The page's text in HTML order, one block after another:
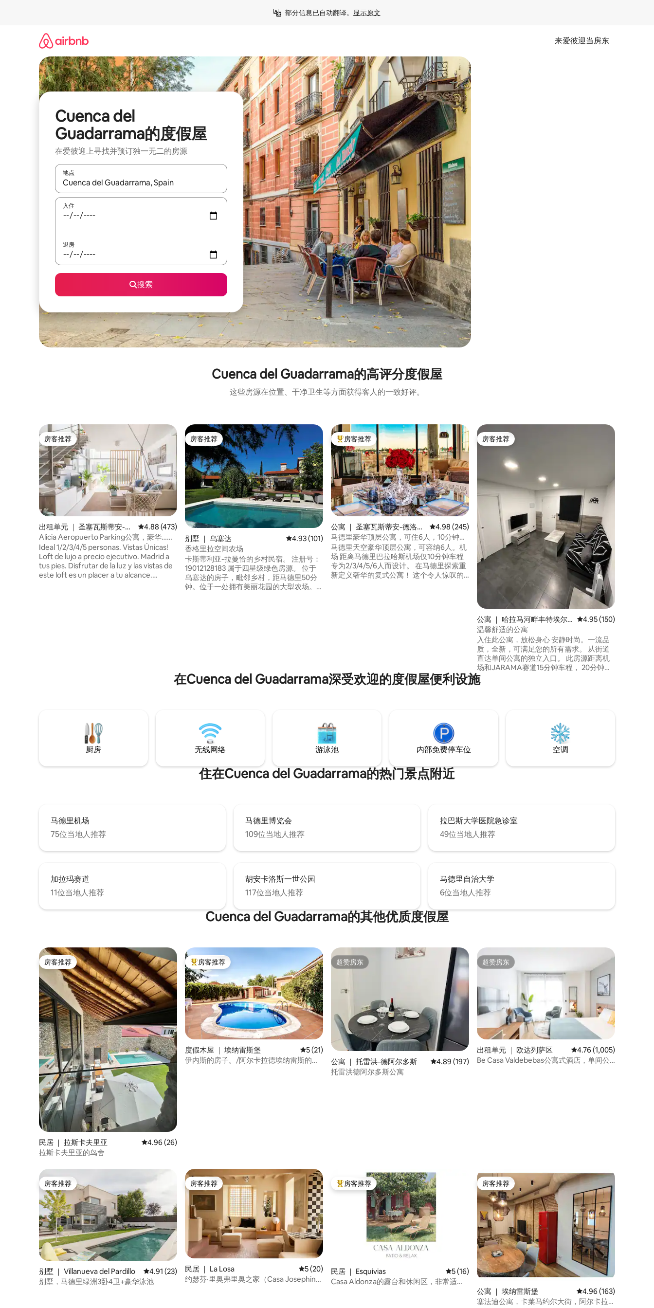
部分信息已自动翻译。 显示原文
来爱彼迎当房东
Cuenca del
Guadarrama的度假屋
在爱彼迎上寻找并预订独一无二的房源
地点
如有搜索结果，请使用上下方向键查看，或通过点击或滑动手势浏览。
入住
退房
搜索
Cuenca del Guadarrama的高评分度假屋
这些房源在位置、干净卫生等方面获得客人的一致好评。
房客推荐
房客推荐
出租单元 ｜ 圣塞瓦斯蒂安-德
洛斯雷耶斯
平均评分 4.88 分（满分 5 分），共 473 条评价
4.88 (473)
Alicia Aeropuerto Parking公寓，豪华……
Ideal 1/2/3/4/5 personas. Vistas Únicas!
Loft de lujo a precio ejecutivo. Madrid a
tus pies. Disfrutar de la luz y las vistas de
este loft es un placer a tu alcance.
inunde el Loft, realzando la belleza del
espacio y creando un ambiente cálido.
ESPACIO FUNCIONAL: La distribución de
dos alturas ofrece amplitud y un rincón
íntimo en la planta de arriba para
relajarte. Este Loft es ideal para una
única en este maravilloso espacio!
COMODIDADES DEL LOFT: Amplio
aparcamiento cubierto gratuito para
directo a la vivienda. CONEXIÓN WIFI:
en todo momento. ALOJAMIENTO
ABIERTO Y ESPACIOSO: - 1 Habitación
con Cama Queen de 160x200 cm en la
planta de arriba. - 1 cama matrimonio en
Reyes”, línea C-4, a 20 minutos andando
o 5 Euros en Uber o Cabify. -AUTOBÚS
justo en la puerta del LOFT, en ambas
calles: -Calle Isla Graciosa: Alsa 152 y 161. -
Paseo Europa: Alsa 171, 193 y 191. -Zona
muy transitada por los actores y actrices
de TV privada de las mejores series de
A3, el Loft está justo enfrente de los
platos de rodaje. COCINA: El LOFT
dispone de todos lo que necesitas para
cocinar, incluyendo menaje, productos
de limpieza, detergente, ... También
cuenta con una cafetera para disfrutar
de un delicioso café. BAÑO y SÁBANAS:
Se proporcionan toallas, sábanas,
champú, gel de baño, ... asegurando una
experiencia acogedora y confortable.
ENTRETENIMIENTO: Disfruta de una
Smart TV con acceso a NETFLIX y todos
los canales, garantizando opciones de
entretenimiento para todos los gustos.
COMODIDAD Y PRIVACIDAD: Persianas
automáticas OPACAS controladas
mediante mando a distancia que ofrecen
facilidad de uso y privacidad. Aire
acondicionado frío-calor.
房客推荐
房客推荐
别墅 ｜ 乌塞达 平均评分 4.93 分（满分 5 分），共 101 条评价
4.93 (101)
香格里拉空间农场
卡斯蒂利亚-拉曼恰的乡村民宿。 注册号：
19012128183 属于四星级绿色房源。 位于
乌塞达的房子，毗邻乡村，距马德里50分
钟。位于一处拥有美丽花园的大型农场。
热门「房客推荐」
房客推荐
公寓 ｜ 圣塞瓦斯蒂安-德洛斯
雷耶斯
平均评分 4.98 分（满分 5 分），共 245 条评价
4.98 (245)
马德里豪华顶层公寓，可住6人，10分钟到
机场
马德里天空豪华顶层公寓，可容纳6人。机
场 距离马德里巴拉哈斯机场仅10分钟车程
专为2/3/4/5/6人而设计。 在马德里探索重
新定义奢华的复式公寓！ 这个令人惊叹的
房客推荐
房客推荐
公寓 ｜ 哈拉马河畔丰特埃尔
萨斯
平均评分 4.95 分（满
4.95 (150)
温馨舒适的公寓
入住此公寓，放松身心 安静时尚。一流品
质，全新，可满足您的所有需求。 从街道
直达单间公寓的独立入口。 此房源距离机
场和JARAMA赛道15分钟车程， 20分钟即
可抵达IFEMA和马德里市中心。如果您想找
点休闲或吃点东西，步行不到5分钟即可抵
在Cuenca del Guadarrama深受欢迎的度假屋便利设施
厨房 无线网络 游泳池 内部免费停车位 空调
住在Cuenca del Guadarrama的热门景点附近
马德里机场
75位当地人推荐
马德里博览会
109位当地人推荐
拉巴斯大学医院急诊室
49位当地人推荐
加拉玛赛道
11位当地人推荐
胡安卡洛斯一世公园
117位当地人推荐
马德里自治大学
6位当地人推荐
Cuenca del Guadarrama的其他优质度假屋
房客推荐
房客推荐
民居 ｜ 拉斯卡夫里亚 平均评分 4.96 分（满分 5 分），共 26 条评价
4.96 (26)
拉斯卡夫里亚的鸟舍
热门「房客推荐」
房客推荐
度假木屋 ｜ 埃纳雷斯堡 平均评分 5 分（满分 5 分），共 21 条评价
5 (21)
伊内斯的房子。/阿尔卡拉德埃纳雷斯的别
超赞房东
超赞房东
公寓 ｜ 托雷洪-德阿尔多斯 平均评分 4.89 分（满分 5 分），共 197 条评价
4.89 (197)
托雷洪德阿尔多斯公寓
超赞房东
超赞房东
出租单元 ｜ 欧达列萨区 平均评分 4.76 分（满分
4.76 (1,005)
Be Casa Valdebebas公寓式酒店，单间公
房客推荐
房客推荐
别墅 ｜ Villanueva del Pardillo 平均评分 4.91 分（满分 5 分），共 23 条评价
4.91 (23)
别墅，马德里绿洲3卧4卫+豪华泳池
房客推荐
房客推荐
民居 ｜ La Losa 平均评分 5 分（满分 5 分），共 20 条评价
5 (20)
约瑟芬·里奥弗里奥之家（Casa Josephine
热门「房客推荐」
房客推荐
民居 ｜ Esquivias 平均评分 5 分（满分 5 分），共 16 条评价
5 (16)
Casa Aldonza的露台和休闲区，非常适合
房客推荐
房客推荐
公寓 ｜ 埃纳雷斯堡 平均评分 4.96 分（满
4.96 (163)
塞法迪公寓，卡莱马约尔大街，阿尔卡拉